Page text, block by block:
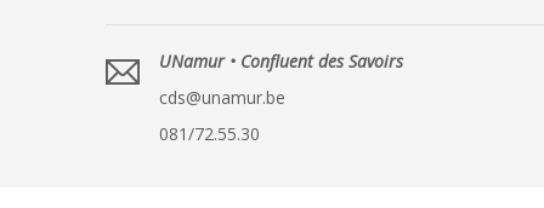
UNamur • Confluent des Savoirs
cds@unamur.be
081/72.55.30